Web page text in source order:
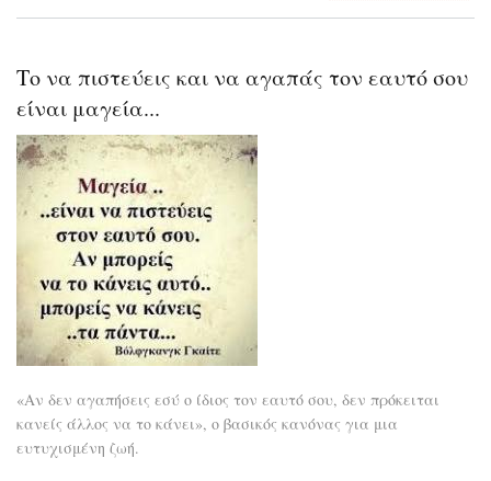
Το να πιστεύεις και να αγαπάς τον εαυτό σου
είναι μαγεία...
«Αν δεν αγαπήσεις εσύ ο ίδιος τον εαυτό σου, δεν πρόκειται
κανείς άλλος να το κάνει», ο βασικός κανόνας για μια
ευτυχισμένη ζωή.